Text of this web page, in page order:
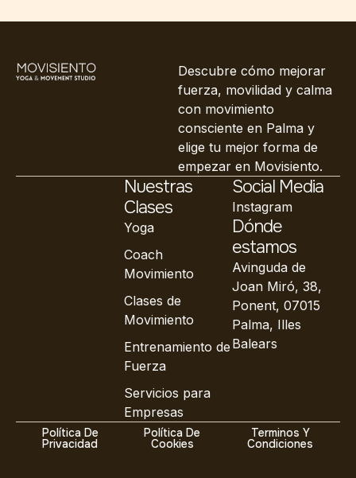
Descubre cómo mejorar
fuerza, movilidad y calma
con movimiento
consciente en Palma y
elige tu mejor forma de
empezar en Movisiento.
Nuestras
Clases
Yoga
Coach
Movimiento
Clases de
Movimiento
Entrenamiento de
Fuerza
Servicios para
Empresas
Social Media
Instagram
Dónde
estamos
Avinguda de
Joan Miró, 38,
Ponent, 07015
Palma, Illes
Balears
Política De
Privacidad
Política De
Cookies
Terminos Y
Condiciones